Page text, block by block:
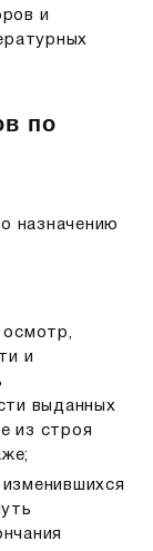
и
по
назначению
и
выданных
из строя